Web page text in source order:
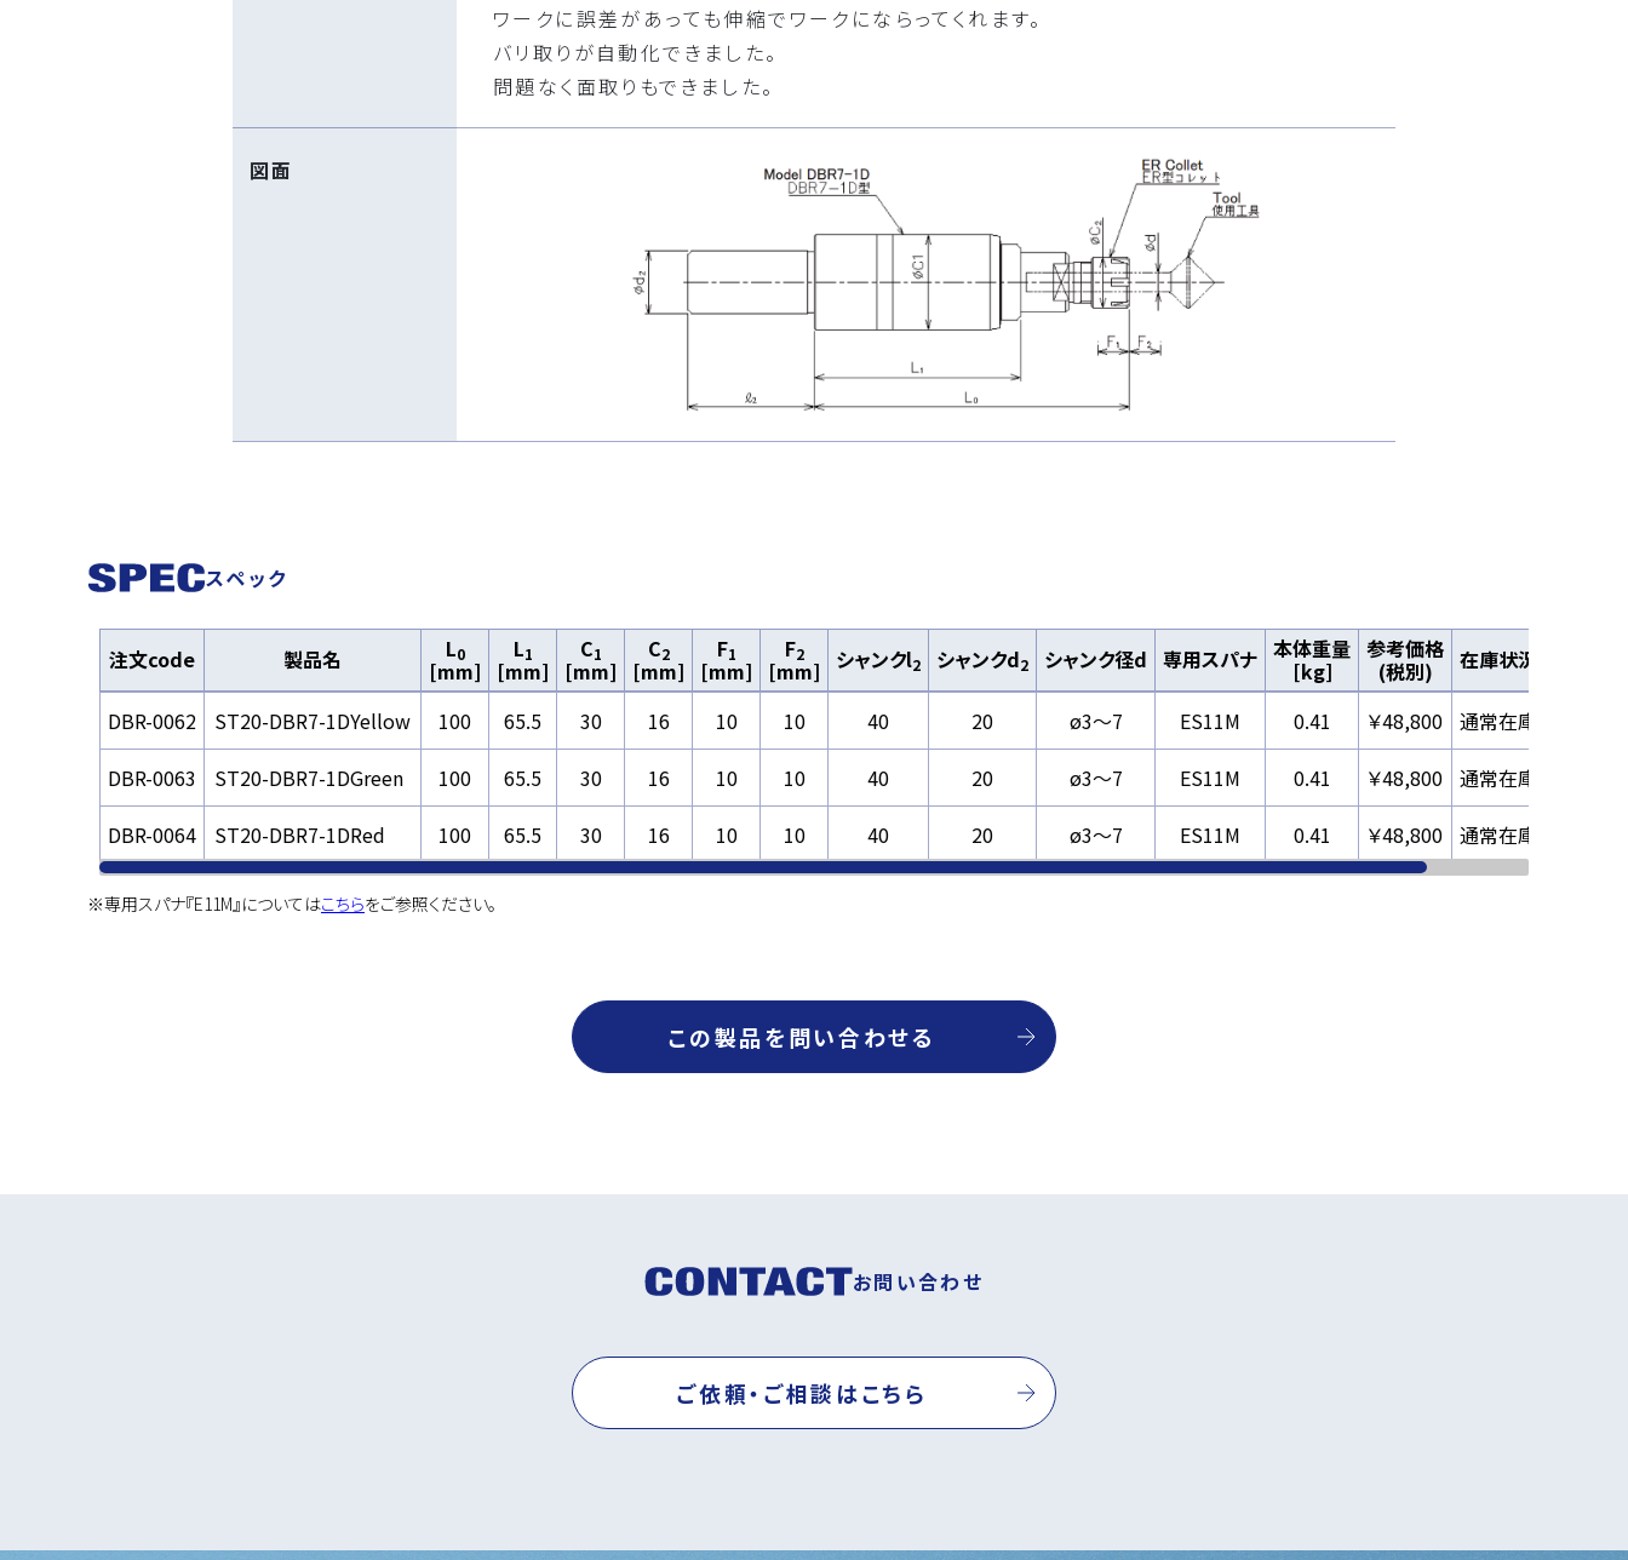
ワークに誤差があっても伸縮でワークにならってくれます。
バリ取りが自動化できました。
問題なく面取りもできました。
図面
スペック
注文code 製品名 L0
[mm]
L1
[mm]
C1
[mm]
C2
[mm]
F1
[mm]
F2
[mm] シャンクl2 シャンクd2 シャンク径d 専用スパナ 本体重量
[kg]
参考価格
(税別) 在庫状況
DBR-0062 ST20-DBR7-1DYellow 100 65.5 30 16 10 10 40 20 ø3～7 ES11M 0.41 ￥48,800 通常在庫
DBR-0063 ST20-DBR7-1DGreen 100 65.5 30 16 10 10 40 20 ø3～7 ES11M 0.41 ￥48,800 通常在庫
DBR-0064 ST20-DBR7-1DRed 100 65.5 30 16 10 10 40 20 ø3～7 ES11M 0.41 ￥48,800 通常在庫
※専用スパナ『E11M』についてはこちらをご参照ください。
この製品を問い合わせる
お問い合わせ
ご依頼・ご相談はこちら